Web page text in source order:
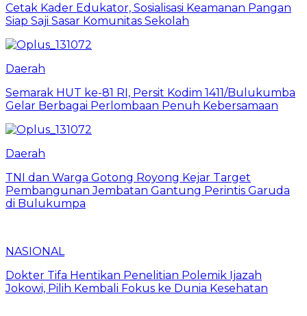
Cetak Kader Edukator, Sosialisasi Keamanan Pangan
Siap Saji Sasar Komunitas Sekolah
Daerah
Semarak HUT ke-81 RI, Persit Kodim 1411/Bulukumba
Gelar Berbagai Perlombaan Penuh Kebersamaan
Daerah
TNI dan Warga Gotong Royong Kejar Target
Pembangunan Jembatan Gantung Perintis Garuda
di Bulukumpa
NASIONAL
Dokter Tifa Hentikan Penelitian Polemik Ijazah
Jokowi, Pilih Kembali Fokus ke Dunia Kesehatan